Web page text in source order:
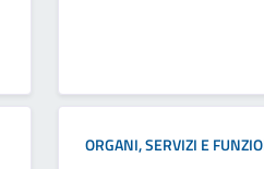
ORGANI, SERVIZI E